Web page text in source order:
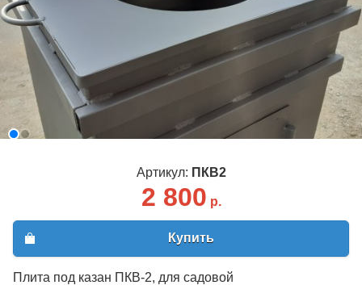
Артикул: ПКВ2
2 800 р.
Купить
Плита под казан ПКВ-2, для садовой